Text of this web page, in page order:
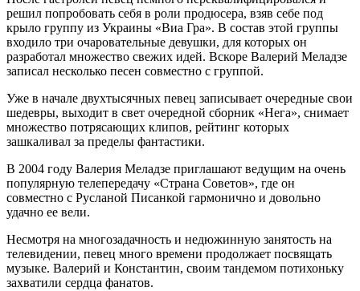
решил попробовать себя в роли продюсера, взяв себе под
крыло группу из Украины «Виа Гра». В состав этой группы
входило три очаровательные девушки, для которых он
разработал множество свежих идей. Вскоре Валерий Меладзе
записал несколько песен совместно с группой.
Уже в начале двухтысячных певец записывает очередные свои
шедевры, выходит в свет очередной сборник «Нега», снимает
множество потрясающих клипов, рейтинг которых
зашкаливал за пределы фантастики.
В 2004 году Валерия Меладзе приглашают ведущим на очень
популярную телепередачу «Страна Советов», где он
совместно с Русланой Писанкой гармонично и довольно
удачно ее вели.
Несмотря на многозадачность и недюжинную занятость на
телевидении, певец много времени продолжает посвящать
музыке. Валерий и Константин, своим тандемом потихоньку
захватили сердца фанатов.